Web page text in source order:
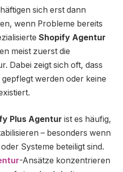
sich erst dann
wenn Probleme bereits
Shopify Agentur
meist zuerst die
Dabei zeigt sich oft, dass
werden oder keine
Plus Agentur ist es häufig,
– besonders wenn
Systeme beteiligt sind.
-Ansätze konzentrieren